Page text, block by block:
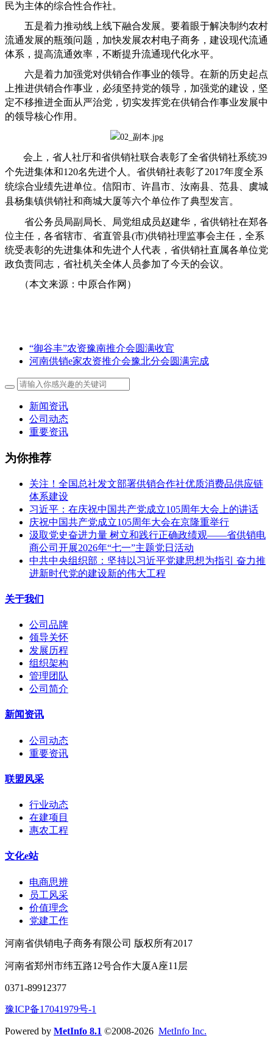
民为主体的综合性合作社。
五是着力推动线上线下融合发展。要着眼于解决制约农村
流通发展的瓶颈问题，加快发展农村电子商务，建设现代流通
体系，提高流通效率，不断提升流通现代化水平。
六是着力加强党对供销合作事业的领导。在新的历史起点
上推进供销合作事业，必须坚持党的领导，加强党的建设，坚
定不移推进全面从严治党，切实发挥党在供销合作事业发展中
的领导核心作用。
会上，省人社厅和省供销社联合表彰了全省供销社系统39
个先进集体和120名先进个人。省供销社表彰了2017年度全系
统综合业绩先进单位。信阳市、许昌市、汝南县、范县、虞城
县杨集镇供销社和商城大厦等六个单位作了典型发言。
省公务员局副局长、局党组成员赵建华，省供销社在郑各
位主任，各省辖市、省直管县(市)供销社理监事会主任，全系
统受表彰的先进集体和先进个人代表，省供销社直属各单位党
政负责同志，省社机关全体人员参加了今天的会议。
（本文来源：中原合作网）
“御谷丰”农资豫南推介会圆满收官
河南供销e家农资推介会豫北分会圆满完成
新闻资讯
公司动态
重要资讯
为你推荐
关注！全国总社发文部署供销合作社优质消费品供应链
体系建设
习近平：在庆祝中国共产党成立105周年大会上的讲话
庆祝中国共产党成立105周年大会在京隆重举行
汲取党史奋进力量 树立和践行正确政绩观——省供销电
商公司开展2026年“七一”主题党日活动
中共中央组织部：坚持以习近平党建思想为指引 奋力推
进新时代党的建设新的伟大工程
关于我们
公司品牌
领导关怀
发展历程
组织架构
管理团队
公司简介
新闻资讯
公司动态
重要资讯
联盟风采
行业动态
在建项目
惠农工程
文化e站
电商思辨
员工风采
价值理念
党建工作
河南省供销电子商务有限公司 版权所有2017
河南省郑州市纬五路12号合作大厦A座11层
0371-89912377
豫ICP备17041979号-1
Powered by MetInfo 8.1 ©2008-2026 MetInfo Inc.